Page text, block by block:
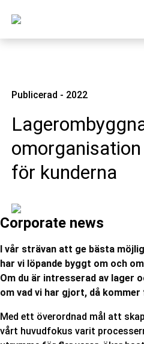
Publicerad - 2022
för kunderna
Corporate news
I vår strävan att ge bästa
har vi löpande byggt om och
Om du är intresserad av lager
om vad vi har gjort, då
Med ett överordnad mål att
vårt huvudfokus varit